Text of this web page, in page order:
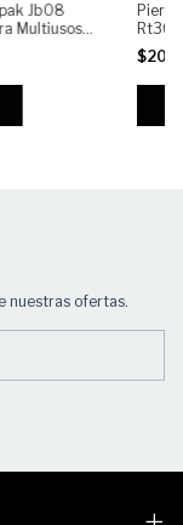
Jb08
Multiusos
Rt36
$209
nuestras ofertas.